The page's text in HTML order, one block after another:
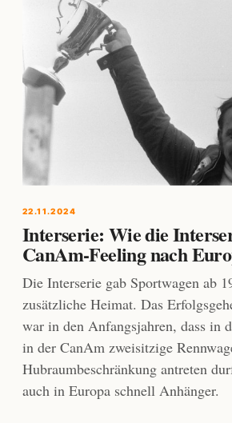
22.11.2024
Interserie: Wie die
CanAm-Feeling nach
Die Interserie gab Sportwagen ab
zusätzliche Heimat. Das
war in den Anfangsjahren, dass in
in der CanAm zweisitzige
Hubraumbeschränkung antreten
auch in Europa schnell Anhänger.